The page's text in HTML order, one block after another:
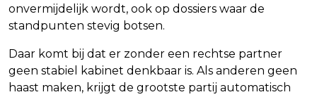
onvermijdelijk wordt, ook op dossiers waar de
standpunten stevig botsen.
Daar komt bij dat er zonder een rechtse partner
geen stabiel kabinet denkbaar is. Als anderen geen
haast maken, krijgt de grootste partij automatisch